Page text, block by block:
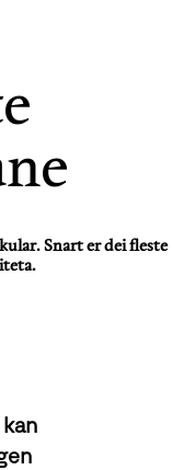
Snart er dei fleste